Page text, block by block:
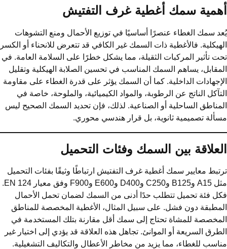
سمك أغطية غرف التفتيش
سمك الغطاء عنصرًا أساسيًا في توزيع الأحمال ومنع التشوهات
فالأغطية ذات السمك غير الكافي قد تتعرض للانحناء أو الكسر
تأثير المركبات الثقيلة، مما يشكل خطرًا على السلامة العامة. في
يساهم السمك المناسب في تحسين الصلابة الهيكلية وتقليل
الداخلية. كما أن السمك يؤثر على قدرة الغطاء على مقاومة
الناتج عن الرطوبة، والمواد الكيميائية، والملوحة، خاصة في
الساحلية أو الصناعية. لذلك، فإن تحديد السمك الصحيح ليس
تصميمية ثانوية، بل قرار هندسي محوري.
بين السمك وفئات التحميل
معايير سمك أغطية غرف التفتيش ارتباطًا وثيقًا بفئات التحميل
مثل A15 وB125 وC250 وD400 وE600 وF900 وفق معيار EN 124.
فئة تحميل تتطلب حدًا أدنى من السمك لضمان تحمل الأحمال
دون فشل. على سبيل المثال، الأغطية المخصصة للمناطق
للمشاة تحتاج إلى سمك أقل مقارنة بتلك المستخدمة في
السريعة أو الموانئ. تجاهل هذه العلاقة قد يؤدي إلى اختيار غير
للغطاء، مما يزيد من مخاطر الأعطال والتكاليف التشغيلية.